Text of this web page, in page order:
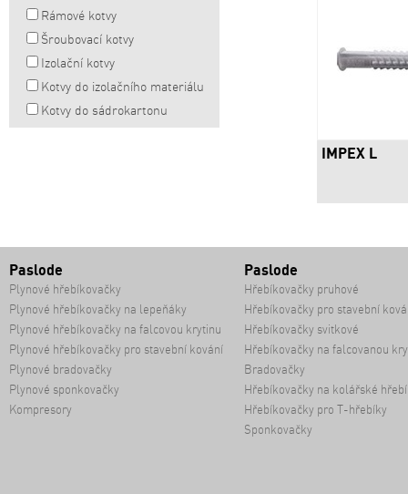
Rámové kotvy
Šroubovací kotvy
Izolační kotvy
Kotvy do izolačního materiálu
Kotvy do sádrokartonu
IMPEX L
Paslode
Plynové hřebíkovačky
Plynové hřebíkovačky na lepeňáky
Plynové hřebíkovačky na falcovou krytinu
Plynové hřebíkovačky pro stavební kování
Plynové bradovačky
Plynové sponkovačky
Kompresory
Paslode
Hřebíkovačky pruhové
Hřebíkovačky pro stavební
Hřebíkovačky svitkové
Hřebíkovačky na falcovanou
Bradovačky
Hřebíkovačky na kolářské
Hřebíkovačky pro T-hřebíky
Sponkovačky